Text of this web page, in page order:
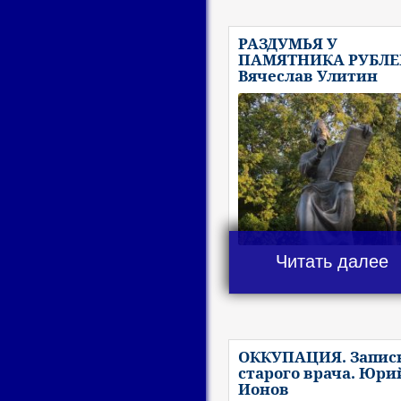
РАЗДУМЬЯ У
ПАМЯТНИКА
Вячеслав Улитин
Читать далее
ОККУПАЦИЯ.
старого врача.
Ионов